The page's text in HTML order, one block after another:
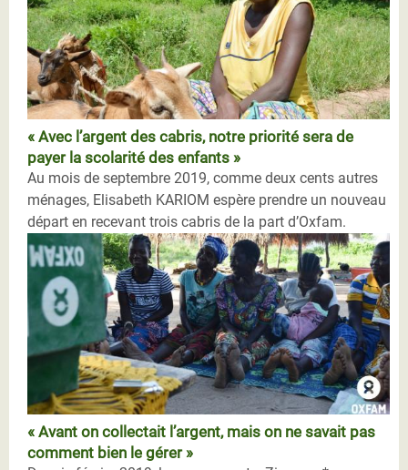
« Avec l’argent des cabris, notre priorité sera de
payer la scolarité des enfants »
Au mois de septembre 2019, comme deux cents autres
ménages, Elisabeth KARIOM espère prendre un nouveau
départ en recevant trois cabris de la part d’Oxfam.
« Avant on collectait l’argent, mais on ne savait pas
comment bien le gérer »